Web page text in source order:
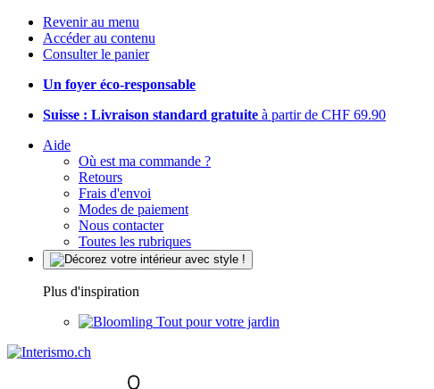
Revenir au menu
Accéder au contenu
Consulter le panier
Un foyer éco-responsable
Suisse : Livraison standard gratuite à partir de CHF 69.90
Aide
Où est ma commande ?
Retours
Frais d'envoi
Modes de paiement
Nous contacter
Toutes les rubriques
Plus d'inspiration
Tout pour votre jardin